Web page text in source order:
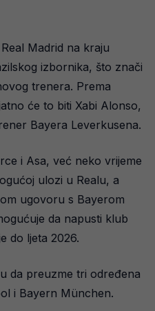
Madrid na kraju
izbornika, što znači
trenera. Prema
će to biti Xabi Alonso,
Bayera Leverkusena.
i Asa, već neko vrijeme
ulozi u Realu, a
ugovoru s Bayerom
da napusti klub
do ljeta 2026.
da preuzme tri određena
i Bayern München.